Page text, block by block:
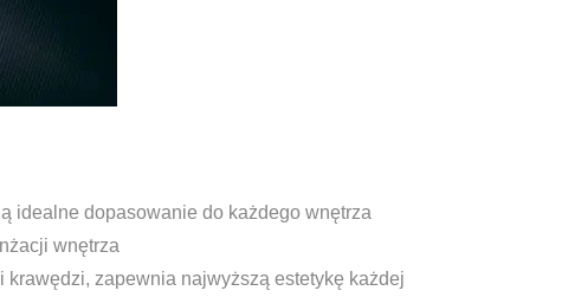
idealne dopasowanie do każdego wnętrza
wnętrza
krawędzi, zapewnia najwyższą estetykę każdej